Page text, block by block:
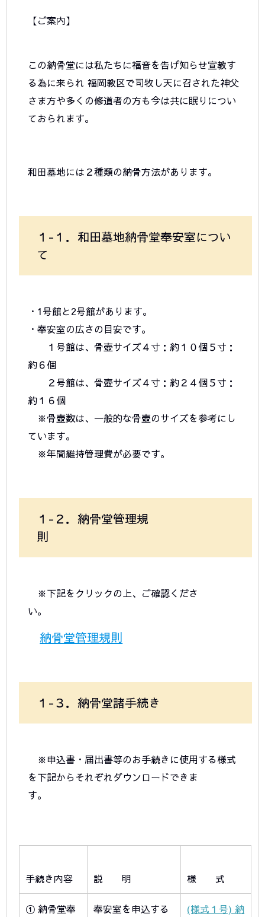
【ご案内】
この納骨堂には私たちに福音を告げ知らせ宣教す
る為に来られ 福岡教区で司牧し天に召された神父
さま方や多くの修道者の方も今は共に眠りについ
ておられます。
和田墓地には２種類の納骨方法があります。
１-１．和田墓地納骨堂奉安室につい
て
・1号館と2号館があります。
・奉安室の広さの目安です。
１号館は、骨壺サイズ４寸：約１０個５寸：
約６個
２号館は、骨壺サイズ４寸：約２４個５寸：
約１６個
※骨壺数は、一般的な骨壺のサイズを参考にし
ています。
※年間維持管理費が必要です。
１-２．納骨堂管理規
則
※下記をクリックの上、ご確認くださ
い。
納骨堂管理規則
１-３．納骨堂諸手続き
※申込書・届出書等のお手続きに使用する様式
を下記からそれぞれダウンロードできま
す。
手続き内容 説 明 様 式
① 納骨堂奉 奉安室を申込する (様式１号) 納